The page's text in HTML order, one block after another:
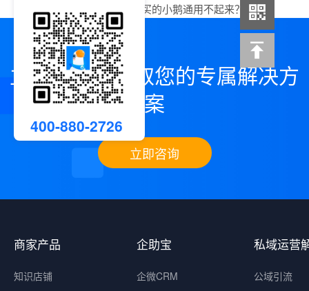
下一篇：为啥你买的小鹅通用不起来？
立即咨询，领取您的专属解决方
案
立即咨询
商家产品
知识店铺
企助宝
企微CRM
私域运营
公域引流
400-880-2726